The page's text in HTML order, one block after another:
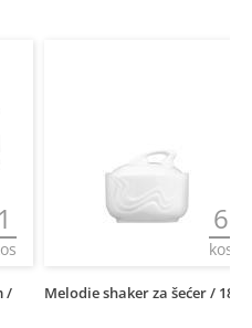
Melodie shaker za šećer / 18cl